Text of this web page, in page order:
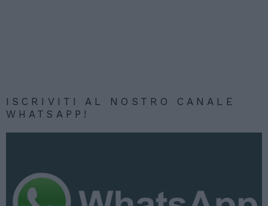
ISCRIVITI AL NOSTRO CANALE
WHATSAPP!